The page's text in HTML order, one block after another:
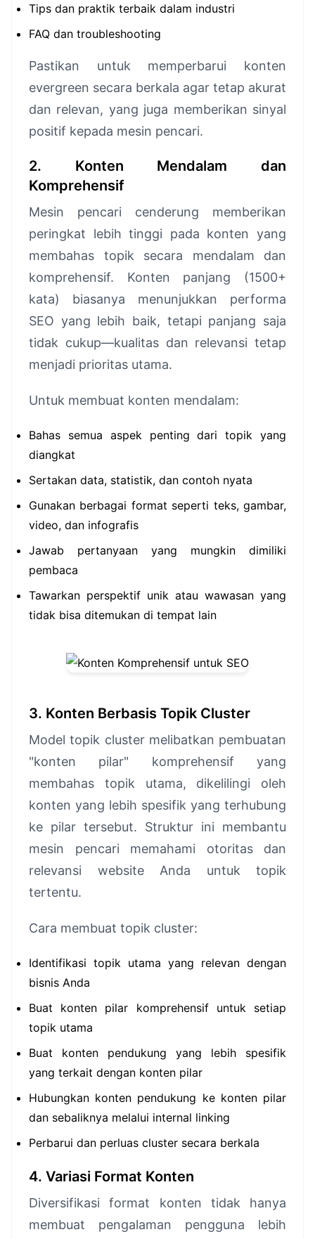
Tips dan praktik terbaik dalam industri
FAQ dan troubleshooting
Pastikan untuk memperbarui konten
evergreen secara berkala agar tetap akurat
dan relevan, yang juga memberikan sinyal
positif kepada mesin pencari.
2. Konten Mendalam dan
Komprehensif
Mesin pencari cenderung memberikan
peringkat lebih tinggi pada konten yang
membahas topik secara mendalam dan
komprehensif. Konten panjang (1500+
kata) biasanya menunjukkan performa
SEO yang lebih baik, tetapi panjang saja
tidak cukup—kualitas dan relevansi tetap
menjadi prioritas utama.
Untuk membuat konten mendalam:
Bahas semua aspek penting dari topik yang
diangkat
Sertakan data, statistik, dan contoh nyata
Gunakan berbagai format seperti teks, gambar,
video, dan infografis
Jawab pertanyaan yang mungkin dimiliki
pembaca
Tawarkan perspektif unik atau wawasan yang
tidak bisa ditemukan di tempat lain
3. Konten Berbasis Topik Cluster
Model topik cluster melibatkan pembuatan
"konten pilar" komprehensif yang
membahas topik utama, dikelilingi oleh
konten yang lebih spesifik yang terhubung
ke pilar tersebut. Struktur ini membantu
mesin pencari memahami otoritas dan
relevansi website Anda untuk topik
tertentu.
Cara membuat topik cluster:
Identifikasi topik utama yang relevan dengan
bisnis Anda
Buat konten pilar komprehensif untuk setiap
topik utama
Buat konten pendukung yang lebih spesifik
yang terkait dengan konten pilar
Hubungkan konten pendukung ke konten pilar
dan sebaliknya melalui internal linking
Perbarui dan perluas cluster secara berkala
4. Variasi Format Konten
Diversifikasi format konten tidak hanya
membuat pengalaman pengguna lebih